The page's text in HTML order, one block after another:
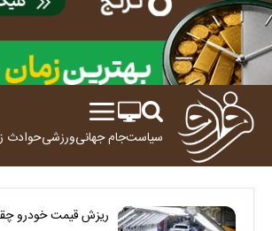
سیاستجام جهانیورزشیحوادث
ریزش قیمت خودرو